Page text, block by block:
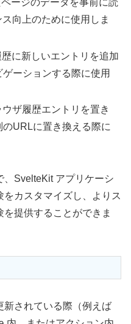
ージのデータを事前に読
向上のために使用しま
に新しいエントリを追加
ーションする際に使用
ザ履歴エントリを置き
URLに置き換える際に
、SvelteKit アプリケーシ
をカスタマイズし、よりス
提供することができま
新されている際（例えば